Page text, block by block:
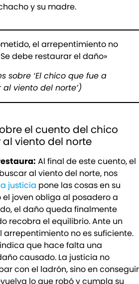
y su madre.
el arrepentimiento no
debe restaurar el daño»
sobre ‘El chico que fue a
viento del norte’)
el cuento del chico
viento del norte
Al final de este cuento, el
al viento del norte, nos
justicia pone las cosas en su
el joven obliga al posadero a
el daño queda finalmente
recobra el equilibrio. Ante un
arrepentimiento no es suficiente.
que hace falta una
causado. La justicia no
con el ladrón, sino en conseguir
lo que robó y cumpla su